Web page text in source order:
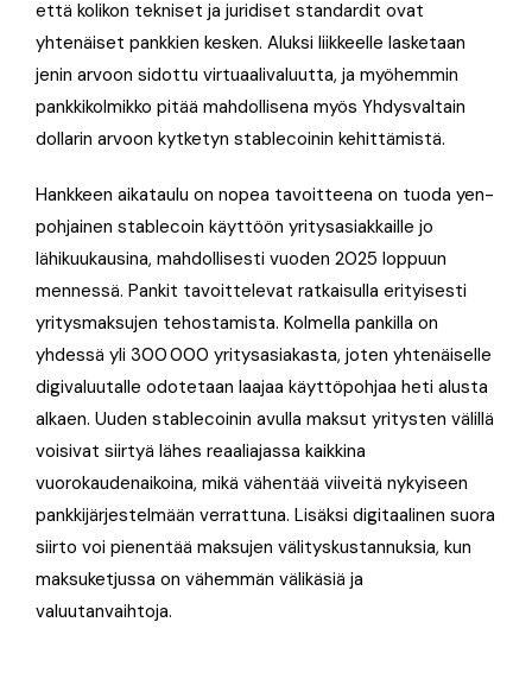
että kolikon tekniset ja juridiset standardit ovat
yhtenäiset pankkien kesken. Aluksi liikkeelle lasketaan
jenin arvoon sidottu virtuaalivaluutta, ja myöhemmin
pankkikolmikko pitää mahdollisena myös Yhdysvaltain
dollarin arvoon kytketyn stablecoinin kehittämistä.
Hankkeen aikataulu on nopea tavoitteena on tuoda yen-
pohjainen stablecoin käyttöön yritysasiakkaille jo
lähikuukausina, mahdollisesti vuoden 2025 loppuun
mennessä. Pankit tavoittelevat ratkaisulla erityisesti
yritysmaksujen tehostamista. Kolmella pankilla on
yhdessä yli 300 000 yritysasiakasta, joten yhtenäiselle
digivaluutalle odotetaan laajaa käyttöpohjaa heti alusta
alkaen. Uuden stablecoinin avulla maksut yritysten välillä
voisivat siirtyä lähes reaaliajassa kaikkina
vuorokaudenaikoina, mikä vähentää viiveitä nykyiseen
pankkijärjestelmään verrattuna. Lisäksi digitaalinen suora
siirto voi pienentää maksujen välityskustannuksia, kun
maksuketjussa on vähemmän välikäsiä ja
valuutanvaihtoja.